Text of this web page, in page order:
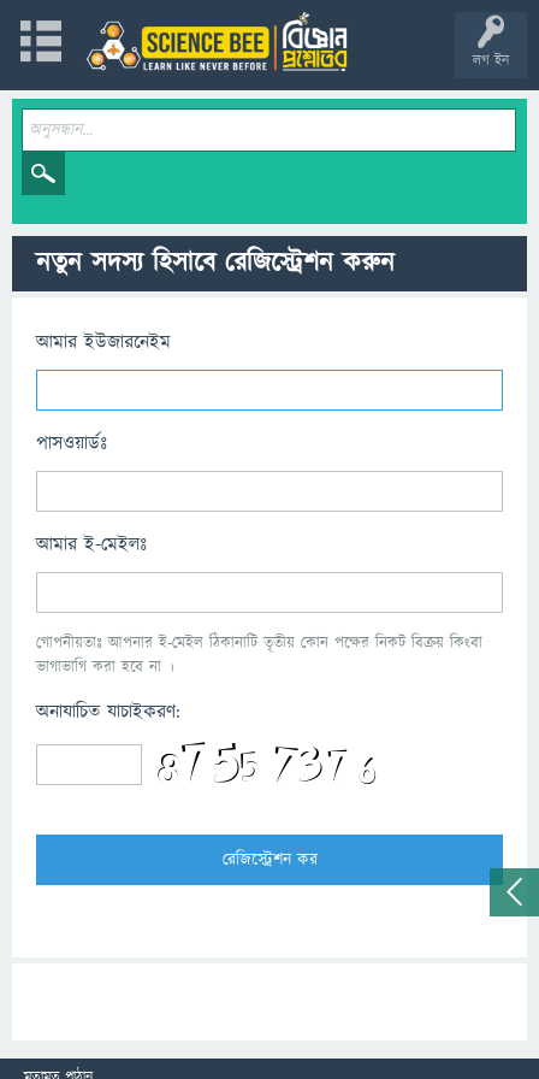
লগ ইন
নতুন সদস্য হিসাবে রেজিস্ট্রেশন করুন
আমার ইউজারনেইম
পাসওয়ার্ডঃ
আমার ই-মেইলঃ
গোপনীয়তাঃ আপনার ই-মেইল ঠিকানাটি তৃতীয় কোন পক্ষের নিকট বিক্রয় কিংবা
ভাগাভাগি করা হবে না ।
অনাযাচিত যাচাইকরণ: